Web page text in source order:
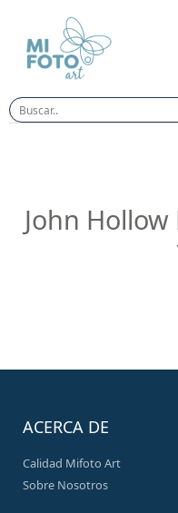
content
John
ACERCA DE
Calidad Mifoto Art
Sobre Nosotros